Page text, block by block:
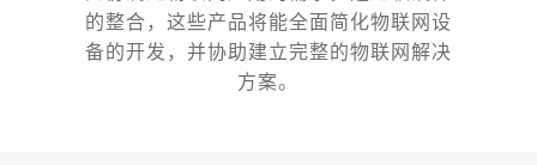
的整合，这些产品将能全面简化物联网设
备的开发，并协助建立完整的物联网解决
方案。